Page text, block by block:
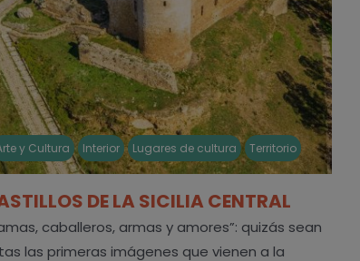
y Cultura Interior Lugares de cultura Territorio
DE LA SICILIA CENTRAL
caballeros, armas y amores”: quizás sean
las primeras imágenes que vienen a la